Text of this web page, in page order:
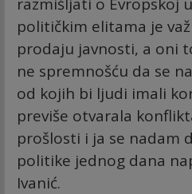
političkim elitama je
prodaju javnosti, a oni
ne spremnošću da se
od kojih bi ljudi imali
previše otvarala
prošlosti i ja se nadam
politike jednog dana
Ivanić.